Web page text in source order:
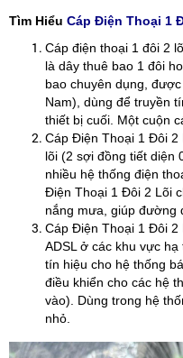
Tìm Hiểu Cáp Điện Thoại 1
Cáp điện thoại 1 đôi 2
là dây thuê bao 1 đôi
bao chuyên dụng,
Nam), dùng để truyền
thiết bị cuối. Một cuộn
Cáp Điện Thoại 1 Đôi 2
lõi (2 sợi đồng tiết diện
nhiều hệ thống điện
Điện Thoại 1 Đôi 2 Lõi
nắng mưa, giúp đường
Cáp Điện Thoại 1 Đôi 2
ADSL ở các khu vực
tín hiệu cho hệ thống
điều khiển cho các hệ
vào). Dùng trong hệ
nhỏ.